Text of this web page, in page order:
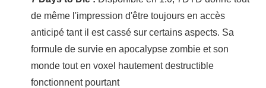
de même l'impression d'être toujours en accès
anticipé tant il est cassé sur certains aspects. Sa
formule de survie en apocalypse zombie et son
monde tout en voxel hautement destructible
fonctionnent pourtant